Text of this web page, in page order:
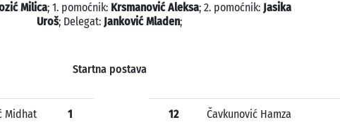
Milica; 1. pomoćnik: Krsmanović Aleksa; 2. pomoćnik: Jasika
Uroš; Delegat: Janković Mladen;
Startna postava
Midhat 1 12 Čavkunović Hamza